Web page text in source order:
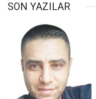
SON YAZILAR